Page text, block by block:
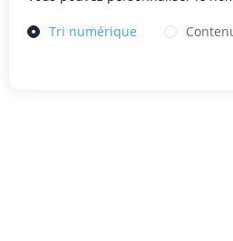
Tri numérique